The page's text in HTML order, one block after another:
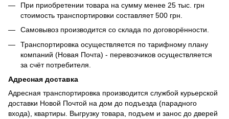
При приобретении товара на сумму менее 25 тыс. грн
стоимость транспортировки составляет 500 грн.
Самовывоз производится со склада по договорённости.
Транспортировка осуществляется по тарифному плану
компаний (Новая Почта) - перевозчиков осуществляется
за счёт потребителя.
Адресная доставка
Адресная транспортировка производится службой курьерской
доставки Новой Почтой на дом до подъезда (парадного
входа), квартиры. Выгрузку товара, подъем и занос до дверей